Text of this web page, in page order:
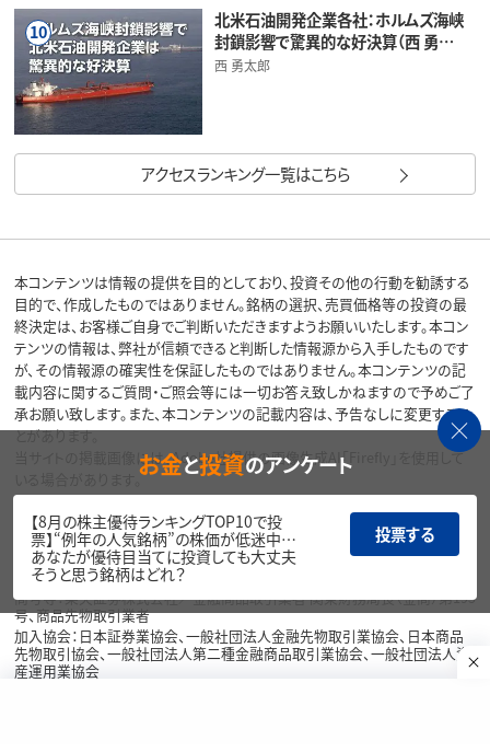
10
北米石油開発企業各社：ホルムズ海峡
封鎖影響で驚異的な好決算（西 勇…
西 勇太郎
アクセスランキング一覧はこちら
本コンテンツは情報の提供を目的としており、投資その他の行動を勧誘する
目的で、作成したものではありません。銘柄の選択、売買価格等の投資の最
終決定は、お客様ご自身でご判断いただきますようお願いいたします。本コン
テンツの情報は、弊社が信頼できると判断した情報源から入手したものです
が、その情報源の確実性を保証したものではありません。本コンテンツの記
載内容に関するご質問・ご照会等には一切お答え致しかねますので予めご了
承お願い致します。また、本コンテンツの記載内容は、予告なしに変更するこ
とがあります。
当サイトの掲載画像には、Adobe社提供の画像生成AI「Firefly」を使用して
いる場合があります。
リスク・費用・情報提供について
各種方針・重要事項等については、楽天証券ウェブサイトをご覧ください。
商号等：楽天証券株式会社／金融商品取引業者 関東財務局長（金商）第195
号、商品先物取引業者
加入協会：日本証券業協会、一般社団法人金融先物取引業協会、日本商品
先物取引協会、一般社団法人第二種金融商品取引業協会、一般社団法人資
産運用業協会
お金と投資のアンケート
【8月の株主優待ランキングTOP10で投
票】“例年の人気銘柄”の株価が低迷中…
あなたが優待目当てに投資しても大丈夫
そうと思う銘柄はどれ？
投票する